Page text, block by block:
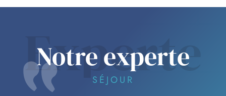
Experte
Notre experte
SÉJOUR